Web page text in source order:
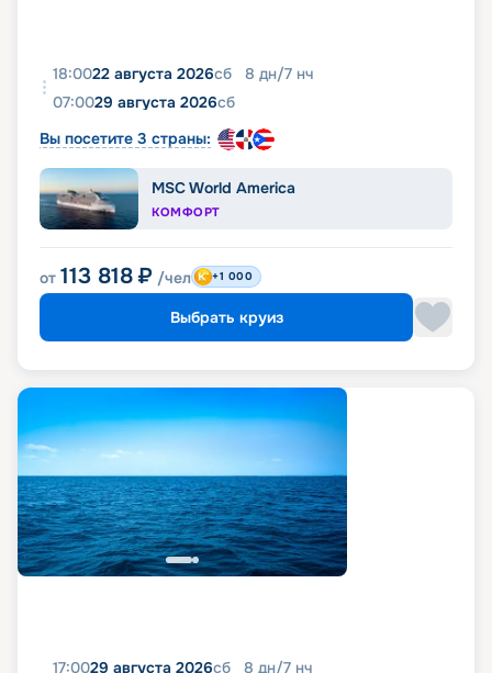
18:0022 августа 2026сб 8 дн/7 нч
07:0029 августа 2026сб
Вы посетите 3 страны:
MSC World America
КОМФОРТ
от 113 818 ₽ /чел +1 000
Выбрать круиз
17:0029 августа 2026сб 8 дн/7 нч